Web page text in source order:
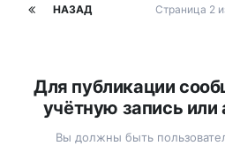
НАЗАД Страница 2
Для публикации
учётную запись или
Вы должны быть